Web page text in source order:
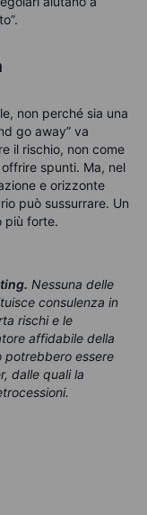
non perché sia una
go away” va
il rischio, non come
spunti. Ma, nel
e orizzonte
può sussurrare. Un
più forte.
. Nessuna delle
consulenza in
rischi e le
affidabile della
potrebbero essere
dalle quali la